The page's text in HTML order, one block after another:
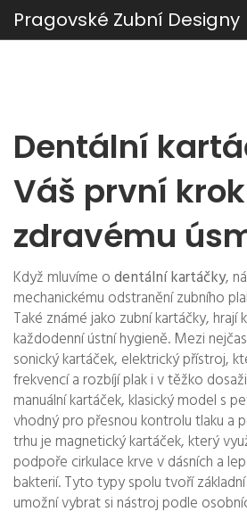
Pragovské Zubní Designy
Dentální
Váš první
zdravému
Když mluvíme odentální kartáčky,
mechanickému odstranění zubního
Také známé jako zubní kartáčky, hrají
každodenní ústní hygieně. Mezi
sonický kartáček, elektrický přístroj,
frekvencí a rozbíjí plak i v těžko
manuální kartáček, klasický model s
vhodný pro přesnou kontrolu tlaku a
trhu je magnetický kartáček, který
podpoře cirkulace krve v dásních a
bakterií. Tyto typy spolu tvoří
umožní vybrat si nástroj podle